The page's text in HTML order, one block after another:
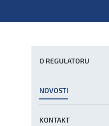
O REGULATORU
NOVOSTI
KONTAKT